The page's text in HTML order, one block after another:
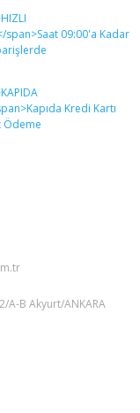
ve
öneri
A-B Akyurt/ANKARA